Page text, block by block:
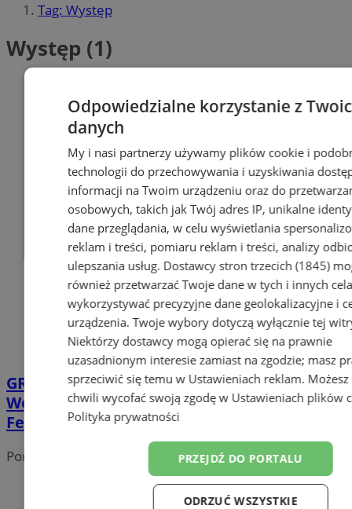
Tag: Występ
Występ (1)
GRAND PRIX dla Teatru Szydełko!
Wodzisławianie triumfują na FARA
Festiwalu
Portal należy do sieci
Odpowiedzialne korzystanie z
danych
My i nasi partnerzy używamy plików cookie i
technologii do przechowywania i uzyskiwania
informacji na Twoim urządzeniu oraz do
osobowych, takich jak Twój adres IP, unikalne
dane przeglądania, w celu wyświetlania
reklam i treści, pomiaru reklam i treści, analizy
ulepszania usług. Dostawcy stron trzecich (1845)
również przetwarzać Twoje dane w tych i innych
wykorzystywać precyzyjne dane geolokalizacyjne i
urządzenia. Twoje wybory dotyczą wyłącznie tej
Niektórzy dostawcy mogą opierać się na prawnie
uzasadnionym interesie zamiast na zgodzie; masz
sprzeciwić się temu w Ustawieniach reklam.
chwili wycofać swoją zgodę w Ustawieniach plików
Polityka prywatności
PRZEJDŹ DO PORTALU
ODRZUĆ WSZYSTKIE